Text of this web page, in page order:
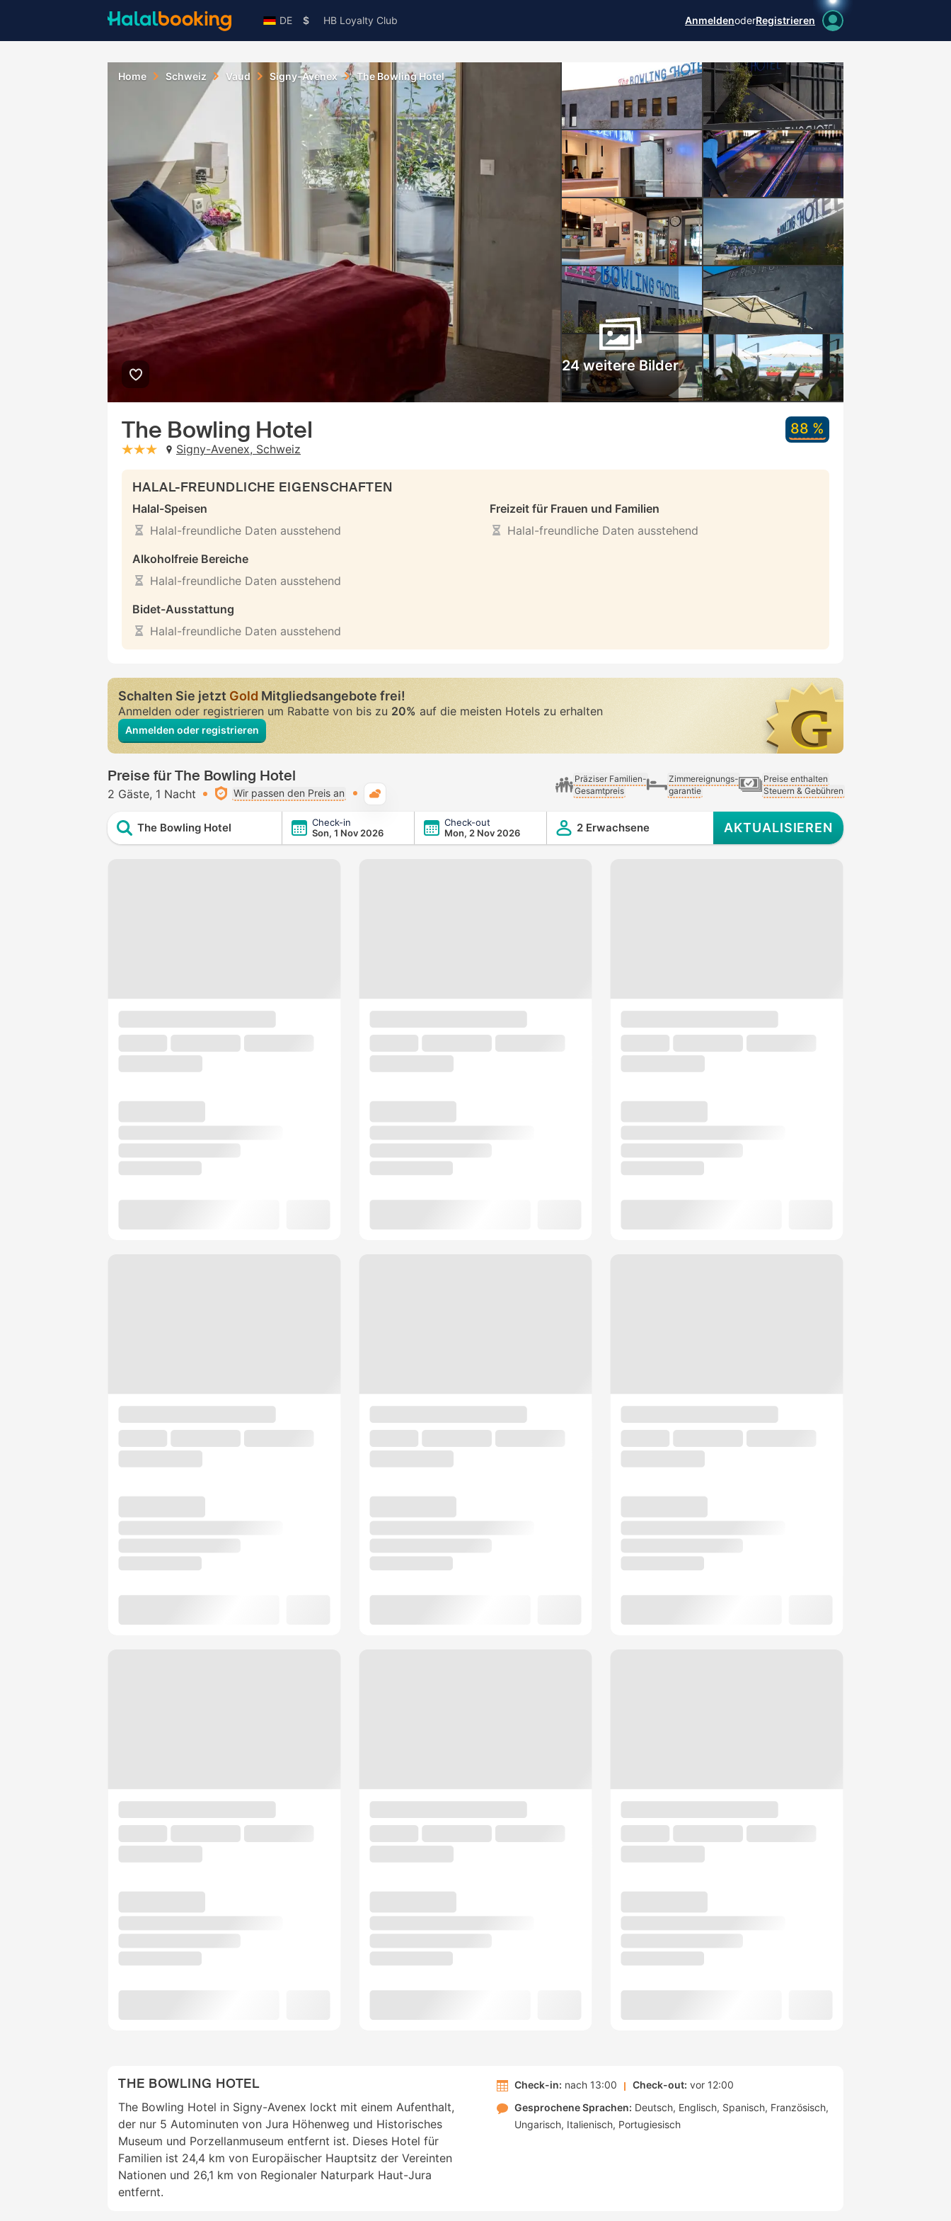
DE $ HB Loyalty Club AnmeldenoderRegistrieren
Home Schweiz Vaud Signy-Avenex The Bowling Hotel
24 weitere Bilder
The Bowling Hotel
stars: 3Signy-Avenex, Schweiz
88 %
HALAL-FREUNDLICHE EIGENSCHAFTEN
Halal-Speisen
Halal-freundliche Daten ausstehend
Alkoholfreie Bereiche
Halal-freundliche Daten ausstehend
Bidet-Ausstattung
Halal-freundliche Daten ausstehend
Freizeit für Frauen und Familien
Halal-freundliche Daten ausstehend
Schalten Sie jetztGoldMitgliedsangebote frei!
Anmelden oder registrieren um Rabatte von bis zu 20%auf die meisten Hotels zu erhalten
Anmelden oder registrieren
Preise für The Bowling Hotel
2 Gäste 1 Nacht Wir passen den Preis an
Präziser Familien-
Gesamtpreis
Zimmereignungs-
garantie
Preise enthalten
Steuern & Gebühren
The Bowling Hotel
Check-in
Son, 1 Nov 2026
Check-out
Mon, 2 Nov 2026
2 Erwachsene AKTUALISIEREN
THE BOWLING HOTEL
The Bowling Hotel in Signy-Avenex lockt mit einem Aufenthalt,
der nur 5 Autominuten von Jura Höhenweg und Historisches
Museum und Porzellanmuseum entfernt ist. Dieses Hotel für
Familien ist 24,4 km von Europäischer Hauptsitz der Vereinten
Nationen und 26,1 km von Regionaler Naturpark Haut-Jura
entfernt.
Check-in: nach 13:00 Check-out: vor 12:00
Gesprochene Sprachen: Deutsch Englisch Spanisch Französisch
Ungarisch Italienisch Portugiesisch